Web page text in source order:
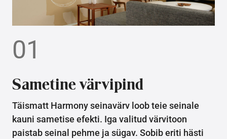
01
Sametine värvipind
Täismatt Harmony seinavärv loob teie seinale
kauni sametise efekti. Iga valitud värvitoon
paistab seinal pehme ja sügav. Sobib eriti hästi